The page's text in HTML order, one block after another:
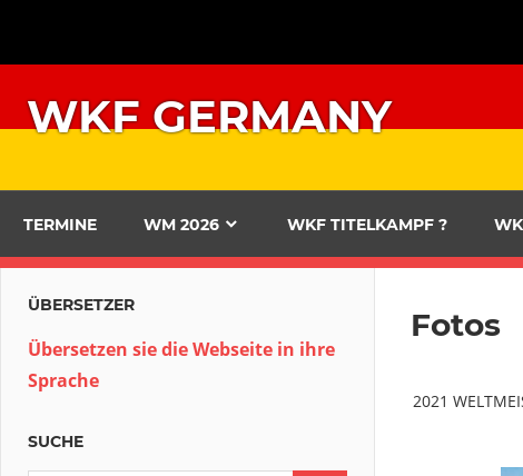
WKF GERMANY
TERMINE WM 2026 WKF TITELKAMPF ?
Fotos
2021
ÜBERSETZER
Übersetzen sie die Webseite in ihre
Sprache
SUCHE